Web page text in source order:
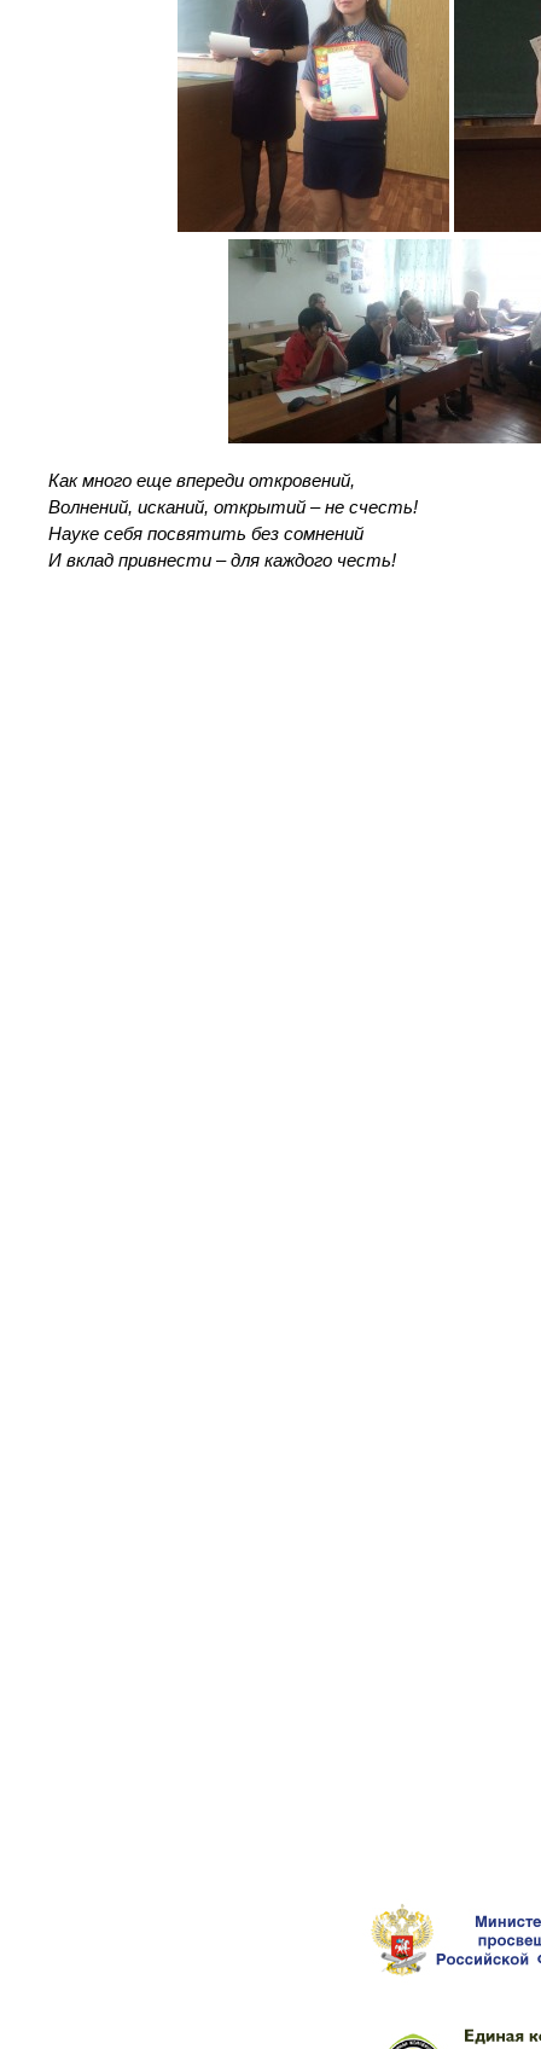
Как много еще впереди откровений,
Волнений, исканий, открытий – не счесть!
Науке себя посвятить без сомнений
И вклад привнести – для каждого честь!